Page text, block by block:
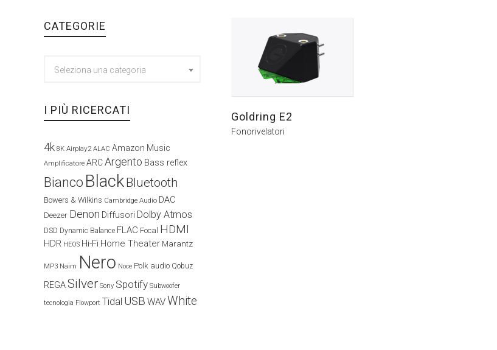
Goldring E2
Fonorivelatori
CATEGORIE
Seleziona una categoria
I PIÙ RICERCATI
4k 8K Airplay2 ALAC Amazon Music
Amplificatore ARCArgento Bass reflex
Bianco BlackBluetooth
Bowers & Wilkins Cambridge Audio DAC
Deezer Denon Diffusori Dolby Atmos
DSD Dynamic Balance FLAC Focal HDMI
HDR HEOS Hi-Fi Home Theater Marantz
MP3 Naim Nero Noce Polk audio Qobuz
REGASilver Sony Spotify Subwoofer
tecnologia Flowport Tidal USB WAVWhite